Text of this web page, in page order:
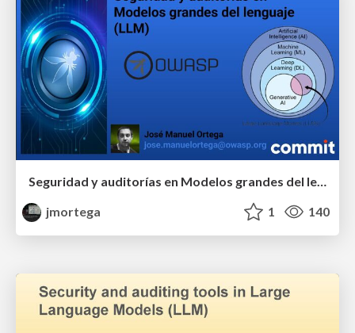
Seguridad y auditorías en Modelos grandes del lenguaje (LLM)
jmortega
1 140